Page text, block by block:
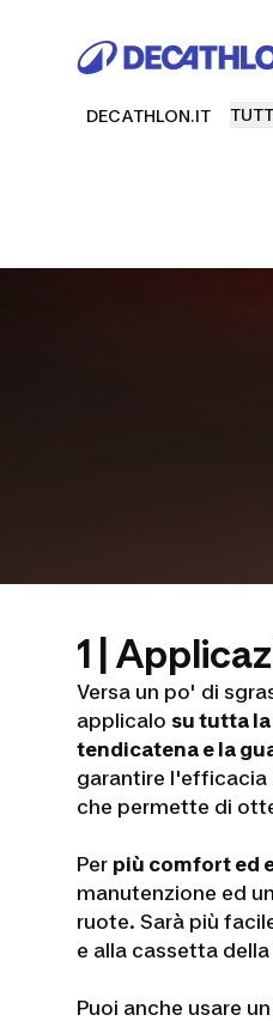
DECATHLON.IT
1 |
Versa un po' di
applicalo su tutta
tendicatena e la
garantire
che permette di
Per più comfort ed
manutenzione ed
ruote. Sarà più
e alla cassetta
Puoi anche usare un